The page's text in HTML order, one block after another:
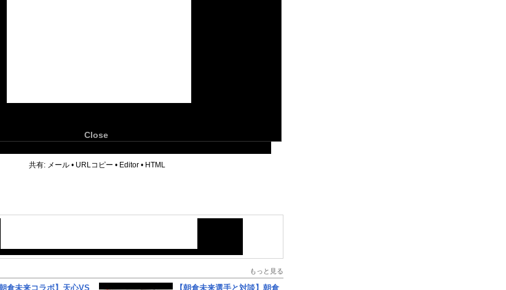
Close
共有: メール • URLコピー • Editor • HTML
もっと見る
朝倉未来コラボ】天心VS
【朝倉未来選手と対談】朝倉